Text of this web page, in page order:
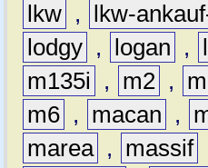
lkw , lkw-
lodgy , logan ,
m135i
, m2 ,
m6 , macan ,
marea , massif